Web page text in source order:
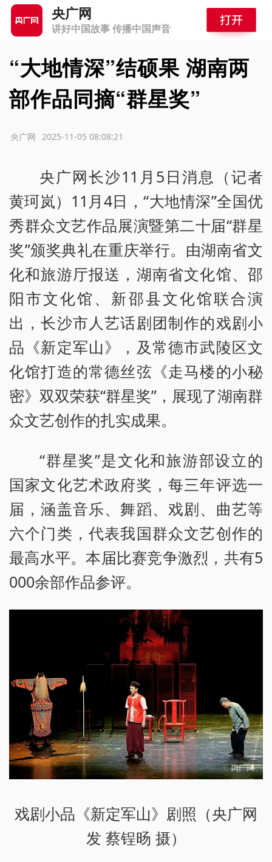
央广网
讲好中国故事 传播中国声音
“大地情深”结硕果 湖南两
部作品同摘“群星奖”
2025-11-05 08:08:21
央广网
央广网长沙11月5日消息（记者
黄珂岚）11月4日，“大地情深”全国优
秀群众文艺作品展演暨第二十届“群星
奖”颁奖典礼在重庆举行。由湖南省文
化和旅游厅报送，湖南省文化馆、邵
阳市文化馆、新邵县文化馆联合演
出，长沙市人艺话剧团制作的戏剧小
品《新定军山》，及常德市武陵区文
化馆打造的常德丝弦《走马楼的小秘
密》双双荣获“群星奖”，展现了湖南群
众文艺创作的扎实成果。
“群星奖”是文化和旅游部设立的
国家文化艺术政府奖，每三年评选一
届，涵盖音乐、舞蹈、戏剧、曲艺等
六个门类，代表我国群众文艺创作的
最高水平。本届比赛竞争激烈，共有5
000余部作品参评。
戏剧小品《新定军山》剧照（央广网
发 蔡锃旸 摄）